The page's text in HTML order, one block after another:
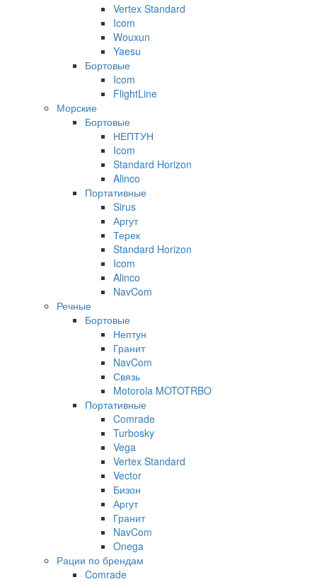
Vertex Standard
Icom
Wouxun
Yaesu
Бортовые
Icom
FlightLine
Морские
Бортовые
НЕПТУН
Icom
Standard Horizon
Alinco
Портативные
Sirus
Аргут
Терек
Standard Horizon
Icom
Alinco
NavCom
Речные
Бортовые
Нептун
Гранит
NavCom
Связь
Motorola MOTOTRBO
Портативные
Comrade
Turbosky
Vega
Vertex Standard
Vector
Бизон
Аргут
Гранит
NavCom
Onega
Рации по брендам
Comrade